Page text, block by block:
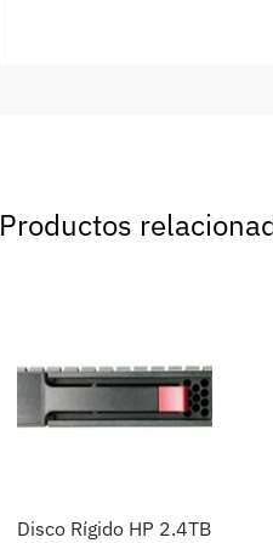
Productos
Disco Rígido HP 2.4TB